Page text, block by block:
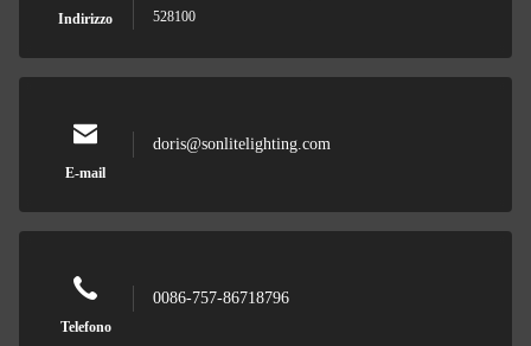
Indirizzo
528100
E-mail
doris@sonlitelighting.com
Telefono
0086-757-86718796